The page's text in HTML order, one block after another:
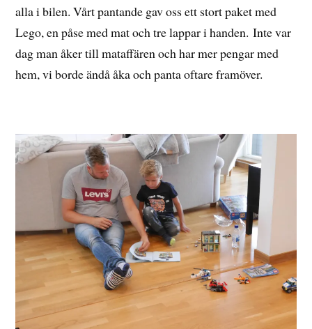
alla i bilen. Vårt pantande gav oss ett stort paket med
Lego, en påse med mat och tre lappar i handen. Inte var
dag man åker till mataffären och har mer pengar med
hem, vi borde ändå åka och panta oftare framöver.